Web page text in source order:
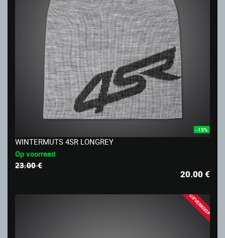
-13%
WINTERMUTS 4SR LONGREY
Op voorraad
23.00 €
20.00€
UITVERKOOP